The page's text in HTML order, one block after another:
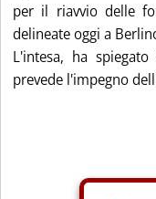
per il riavvio delle
delineate oggi a
L'intesa, ha
prevede l'impegno